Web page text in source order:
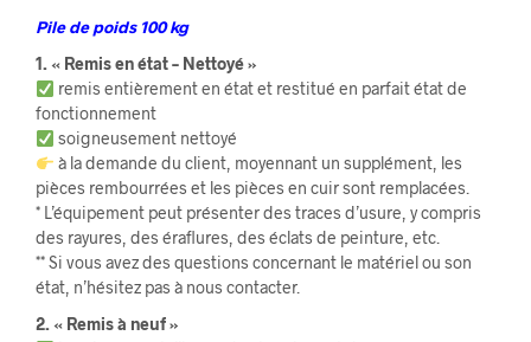
Pile de poids 100 kg
1. « Remis en état – Nettoyé »
remis entièrement en état et restitué en parfait état de
fonctionnement
soigneusement nettoyé
à la demande du client, moyennant un supplément, les
pièces rembourrées et les pièces en cuir sont remplacées.
* L’équipement peut présenter des traces d’usure, y compris
des rayures, des éraflures, des éclats de peinture, etc.
** Si vous avez des questions concernant le matériel ou son
état, n’hésitez pas à nous contacter.
2. « Remis à neuf »